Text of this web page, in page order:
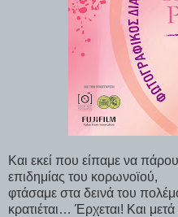
Και εκεί που είπαμε να
επιδημίας του κορωνοϊού,
φτάσαμε στα δεινά του
κρατιέται… Έρχεται! Και